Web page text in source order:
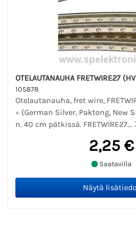
OTELAUTANAUHA FRETWIRE27
105878
Otelautanauha, fret wire,
= (German Silver, Paktong, New
n. 40 cm pätkissä. FRETWIRE27...
2,25 €
Saatavilla